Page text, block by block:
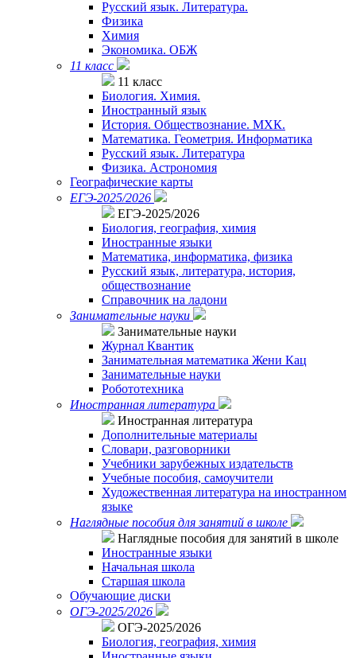
Русский язык. Литература.
Физика
Химия
Экономика. ОБЖ
11 класс
11 класс
Биология. Химия.
Иностранный язык
История. Обществознание. МХК.
Математика. Геометрия. Информатика
Русский язык. Литература
Физика. Астрономия
Географические карты
ЕГЭ-2025/2026
ЕГЭ-2025/2026
Биология, география, химия
Иностранные языки
Математика, информатика, физика
Русский язык, литература, история,
обществознание
Справочник на ладони
Занимательные науки
Занимательные науки
Журнал Квантик
Занимательная математика Жени Кац
Занимательные науки
Робототехника
Иностранная литература
Иностранная литература
Дополнительные материалы
Словари, разговорники
Учебники зарубежных издательств
Учебные пособия, самоучители
Художественная литература на иностранном
языке
Наглядные пособия для занятий в школе
Наглядные пособия для занятий в школе
Иностранные языки
Начальная школа
Старшая школа
Обучающие диски
ОГЭ-2025/2026
ОГЭ-2025/2026
Биология, география, химия